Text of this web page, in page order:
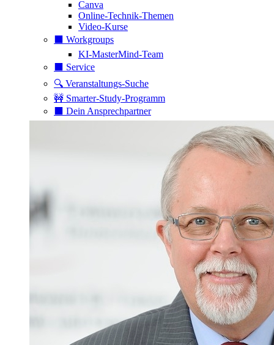
Canva
Online-Technik-Themen
Video-Kurse
⬛️ Workgroups
KI-MasterMind-Team
⬛️ Service
🔍 Veranstaltungs-Suche
🚧 Smarter-Study-Programm
⬛️ Dein Ansprechpartner